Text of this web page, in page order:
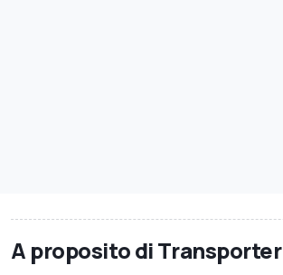
A proposito di Transporter